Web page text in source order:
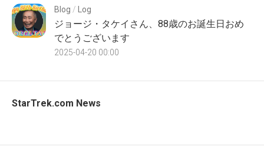
Blog / Log
ジョージ・タケイさん、88歳のお誕生日おめ
でとうございます
2025-04-20 00:00
StarTrek.com News